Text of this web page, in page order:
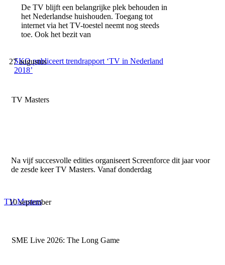
De TV blijft een belangrijke plek behouden in
het Nederlandse huishouden. Toegang tot
internet via het TV-toestel neemt nog steeds
toe. Ook het bezit van
SKO publiceert trendrapport ‘TV in Nederland
2018’
27 augustus
TV Masters
Na vijf succesvolle edities organiseert Screenforce dit jaar voor
de zesde keer TV Masters. Vanaf donderdag
TV Masters
10 september
SME Live 2026: The Long Game